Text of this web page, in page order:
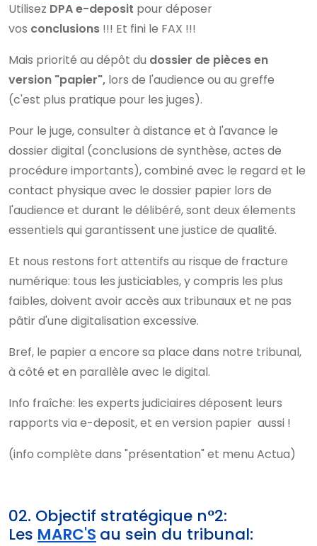
Utilisez DPA e-deposit pour déposer
vos conclusions !!! Et fini le FAX !!!
Mais priorité au dépôt du dossier de piècesen
version "papier", lors de l'audience ou au greffe
(c'est plus pratique pour les juges).
Pour le juge, consulter à distance et à l'avance le
dossier digital (conclusions de synthèse, actes de
procédure importants), combiné avec le regard et le
contact physique avec le dossier papier lors de
l'audience et durant le délibéré, sont deux élements
essentiels qui garantissent une justice de qualité.
Et nous restons fort attentifs au risque de fracture
numérique: tous les justiciables, y compris les plus
faibles, doivent avoir accès aux tribunaux et ne pas
pâtir d'une digitalisation excessive.
Bref, le papier a encore sa place dans notre tribunal,
à côté et en parallèle avec le digital.
Info fraîche: les experts judiciaires déposent leurs
rapports via e-deposit, et en version papier aussi !
(info complète dans "présentation" et menu Actua)
02. Objectif stratégique n°2:
Les MARC'S au sein du tribunal: